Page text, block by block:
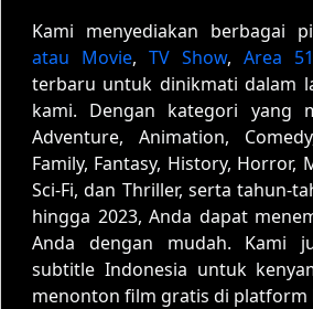
Kami menyediakan berbagai
atau Movie, TV Show, Area 51
terbaru untuk dinikmati dalam
kami. Dengan kategori yang
Adventure, Animation,
Family, Fantasy, History, Horror,
Sci-Fi, dan Thriller, serta tahun-
hingga 2023, Anda dapat
Anda dengan mudah. Kami
subtitle Indonesia untuk
menonton film gratis di platform